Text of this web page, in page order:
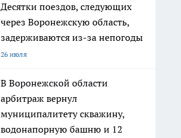
Десятки поездов, следующих
через Воронежскую область,
задерживаются из-за непогоды
26 июля
В Воронежской области
арбитраж вернул
муниципалитету скважину,
водонапорную башню и 12